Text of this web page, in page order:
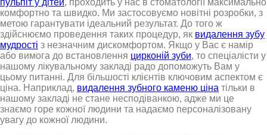
пульпіт у дітей, проходить у нас в стоматології максимально
комфортно та швидко. Ми застосовуємо новітні розробки, з
метою гарантувати ідеальний результат. До того ж
здійснюємо проведення таких процедур, як видалення зубу
мудрості з незначним дискомфортом. Якщо у Вас є намір
або вимога до встановлення цирконій зуби, то спеціалісти у
нашому лікувальному закладі радо допоможуть Вам у
цьому питанні. Для більшості клієнтів ключовим аспектом є
ціна. Наприклад, видалення зубного каменю ціна тільки в
нашому закладі не стане несподіванкою, адже ми це
знаємо горе кожної людини та надаємо персоналізовану
увагу до кожної людини.